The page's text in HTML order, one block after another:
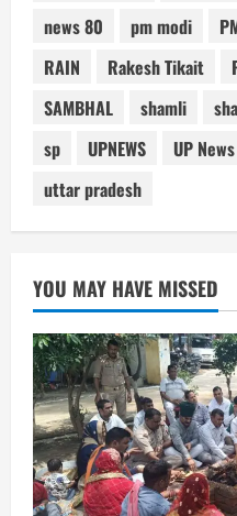
news 80
pm modi
RAIN
Rakesh Tikait
SAMBHAL
shamli
sp
UPNEWS UP News
uttar pradesh
YOU MAY HAVE MISSED